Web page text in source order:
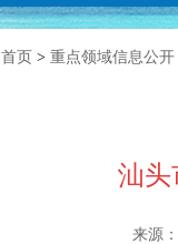
首页 > 重点领域信息公开
汕头
来源：